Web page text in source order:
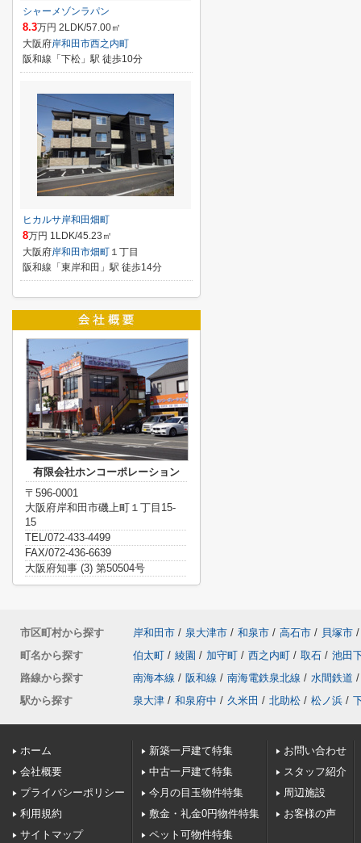
シャーメゾンラパン
8.3万円 2LDK/57.00㎡
大阪府岸和田市西之内町
阪和線「下松」駅 徒歩10分
ヒカルサ岸和田畑町
8万円 1LDK/45.23㎡
大阪府岸和田市畑町 １丁目
阪和線「東岸和田」駅 徒歩14分
有限会社ホンコーポレーション
〒596-0001
大阪府岸和田市磯上町１丁目15-
15
TEL/072-433-4499
FAX/072-436-6639
大阪府知事 (3) 第50504号
市区町村から探す 岸和田市 / 泉大津市 / 和泉市 / 高石市 / 貝塚市 /
町名から探す
伯太町 / 綾園 / 加守町 / 西之内町 / 取石 / 池田
路線から探す
南海本線 / 阪和線 / 南海電鉄泉北線 / 水間鉄道 /
駅から探す
泉大津 / 和泉府中 / 久米田 / 北助松 / 松ノ浜 /
ホーム
会社概要
プライバシーポリシー
利用規約
サイトマップ
新築一戸建て特集
中古一戸建て特集
今月の目玉物件特集
敷金・礼金0円物件特集
ペット可物件特集
お問い合わせ
スタッフ紹介
周辺施設
お客様の声